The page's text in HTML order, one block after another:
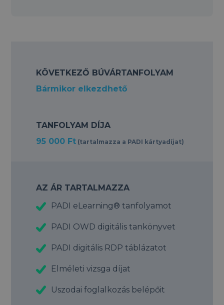
KÖVETKEZŐ BÚVÁRTANFOLYAM
Bármikor elkezdhető
TANFOLYAM DÍJA
95 000 Ft (tartalmazza a PADI kártyadíjat)
AZ ÁR TARTALMAZZA
PADI eLearning® tanfolyamot
PADI OWD digitális tankönyvet
PADI digitális RDP táblázatot
Elméleti vizsga díjat
Uszodai foglalkozás belépőit